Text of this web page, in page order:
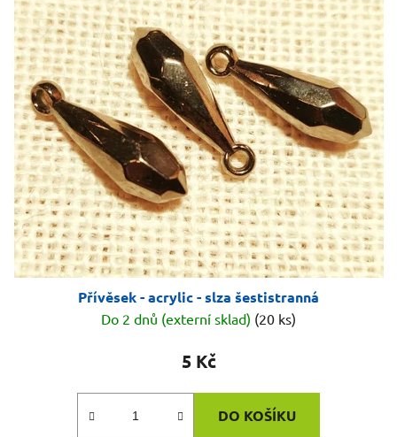
Přívěsek - acrylic - slza šestistranná
Do 2 dnů (externí sklad) (20 ks)
5 Kč
DO KOŠÍKU